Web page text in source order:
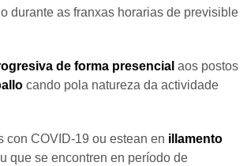
durante as franxas horarias de previsible
de forma presencial aos postos
cando pola natureza da actividade
con COVID-19 ou estean en illamento
que se encontren en período de